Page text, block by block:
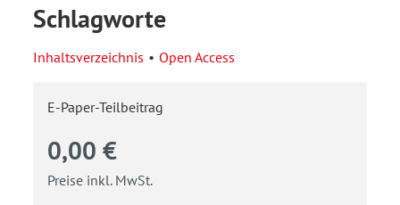
Schlagworte
Inhaltsverzeichnis Open Access
E-Paper-Teilbeitrag
0,00 €
Preise inkl. MwSt.